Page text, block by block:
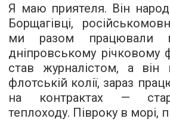
Я маю приятеля. Він
Борщагівці,
ми разом працювали
дніпровському річковому
став журналістом, а він
флотській колії, зараз
на контрактах —
теплоходу. Півроку в морі,